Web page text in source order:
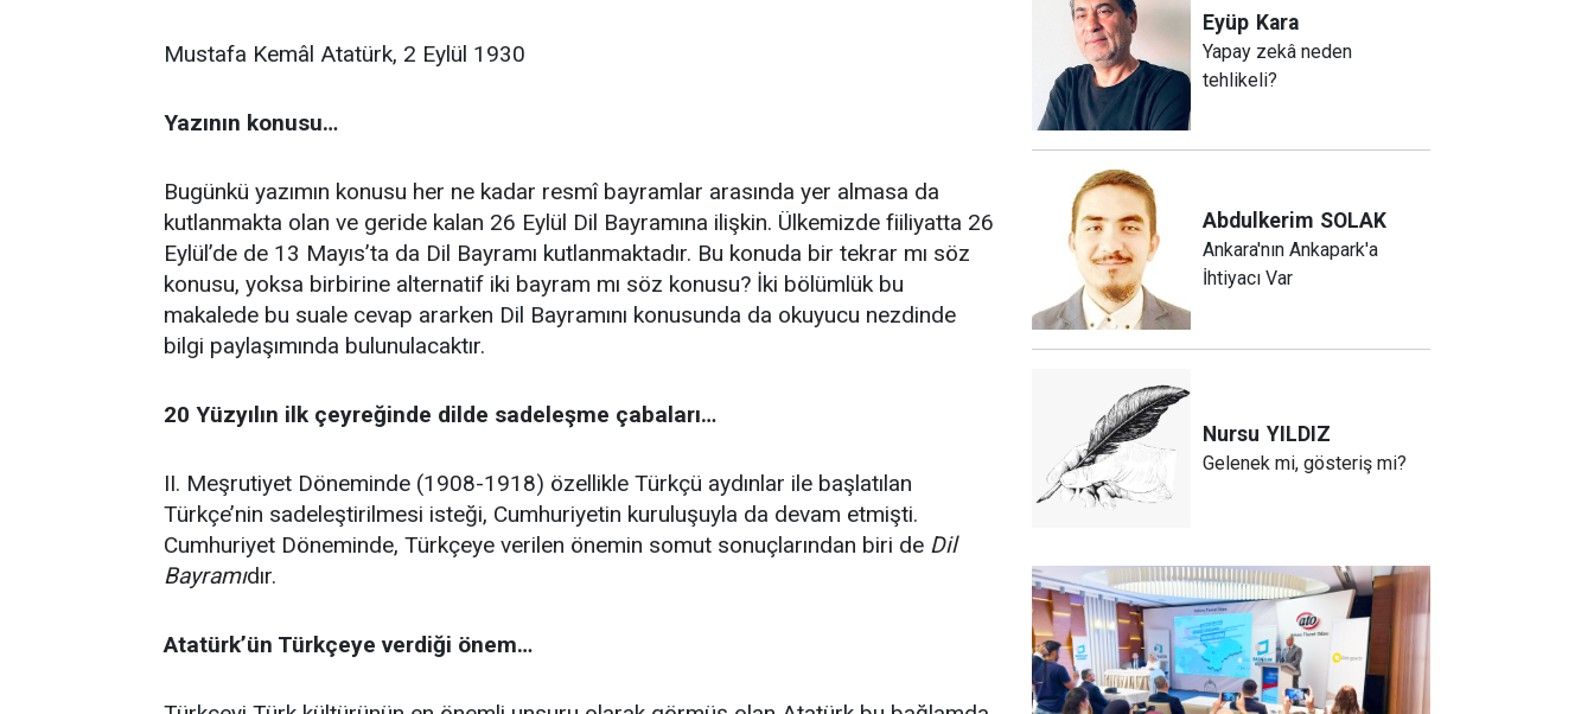
Mustafa Kemâl Atatürk, 2 Eylül 1930
Yazının konusu…
Bugünkü yazımın konusu her ne kadar resmî bayramlar arasında yer almasa da
kutlanmakta olan ve geride kalan 26 Eylül Dil Bayramına ilişkin. Ülkemizde fiiliyatta 26
Eylül’de de 13 Mayıs’ta da Dil Bayramı kutlanmaktadır. Bu konuda bir tekrar mı söz
konusu, yoksa birbirine alternatif iki bayram mı söz konusu? İki bölümlük bu
makalede bu suale cevap ararken Dil Bayramını konusunda da okuyucu nezdinde
bilgi paylaşımında bulunulacaktır.
20 Yüzyılın ilk çeyreğinde dilde sadeleşme çabaları…
II. Meşrutiyet Döneminde (1908-1918) özellikle Türkçü aydınlar ile başlatılan
Türkçe’nin sadeleştirilmesi isteği, Cumhuriyetin kuruluşuyla da devam etmişti.
Cumhuriyet Döneminde, Türkçeye verilen önemin somut sonuçlarından biri de Dil
Bayramıdır.
Atatürk’ün Türkçeye verdiği önem…
Eyüp Kara
Yapay zekâ neden
tehlikeli?
Abdulkerim SOLAK
Ankara'nın Ankapark'a
İhtiyacı Var
Nursu YILDIZ
Gelenek mi, gösteriş mi?